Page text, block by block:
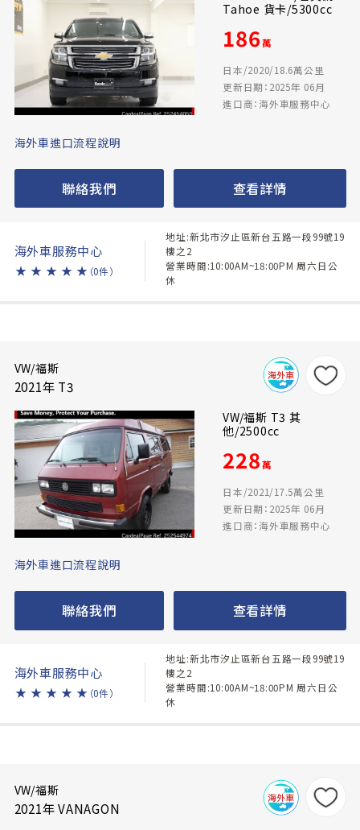
Tahoe 貨卡/5300cc
186萬
日本/2020/18.6萬公里
更新日期：2025年 06月
進口商：海外車服務中心
海外車進口流程說明
聯絡我們 查看詳情
海外車服務中心
★ ★ ★ ★ ★ （0件）
地址:新北市汐止區新台五路一段99號19
樓之2
營業時間:10:00AM~18:00PM 周六日公
休
VW/福斯
2021年 T3
VW/福斯 T3 其
他/2500cc
228萬
日本/2021/17.5萬公里
更新日期：2025年 06月
進口商：海外車服務中心
海外車進口流程說明
聯絡我們 查看詳情
海外車服務中心
★ ★ ★ ★ ★ （0件）
地址:新北市汐止區新台五路一段99號19
樓之2
營業時間:10:00AM~18:00PM 周六日公
休
VW/福斯
2021年 VANAGON